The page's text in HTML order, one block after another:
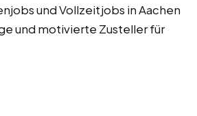
und Vollzeitjobs in Aachen
und motivierte Zusteller für